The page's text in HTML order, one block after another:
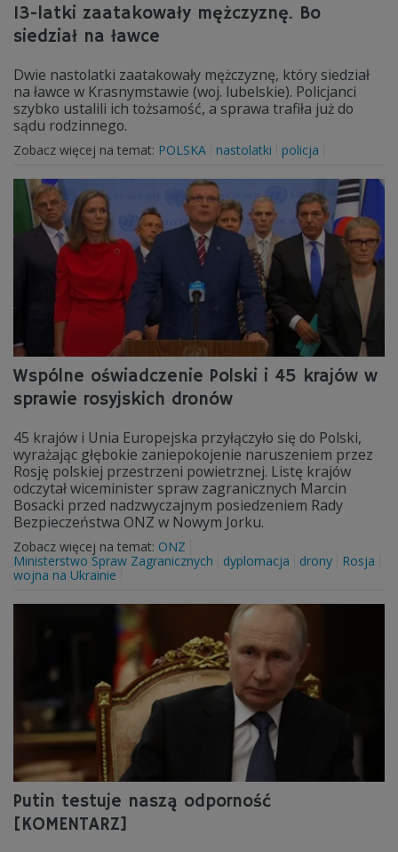
13-latki zaatakowały mężczyznę. Bo
siedział na ławce
Dwie nastolatki zaatakowały mężczyznę, który siedział
na ławce w Krasnymstawie (woj. lubelskie). Policjanci
szybko ustalili ich tożsamość, a sprawa trafiła już do
sądu rodzinnego.
Zobacz więcej na temat: POLSKA nastolatki policja
Wspólne oświadczenie Polski i 45 krajów w
sprawie rosyjskich dronów
45 krajów i Unia Europejska przyłączyło się do Polski,
wyrażając głębokie zaniepokojenie naruszeniem przez
Rosję polskiej przestrzeni powietrznej. Listę krajów
odczytał wiceminister spraw zagranicznych Marcin
Bosacki przed nadzwyczajnym posiedzeniem Rady
Bezpieczeństwa ONZ w Nowym Jorku.
Zobacz więcej na temat: ONZ
Ministerstwo Spraw Zagranicznych
dyplomacja drony
Rosja
wojna na Ukrainie
Putin testuje naszą odporność
[KOMENTARZ]